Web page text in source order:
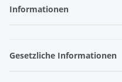
Informationen
Gesetzliche Informationen